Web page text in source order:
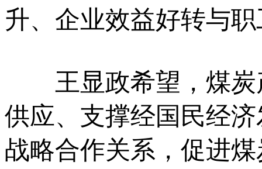
升、企业效益好转与
王显政希望，煤炭
供应、支撑经国民经
战略合作关系，促进